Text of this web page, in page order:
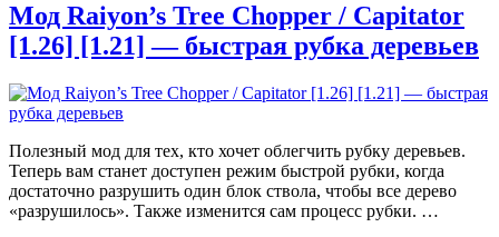
Мод Raiyon’s Tree Chopper / Capitator
[1.26] [1.21] — быстрая рубка деревьев
Полезный мод для тех, кто хочет облегчить рубку деревьев.
Теперь вам станет доступен режим быстрой рубки, когда
достаточно разрушить один блок ствола, чтобы все дерево
«разрушилось». Также изменится сам процесс рубки. …